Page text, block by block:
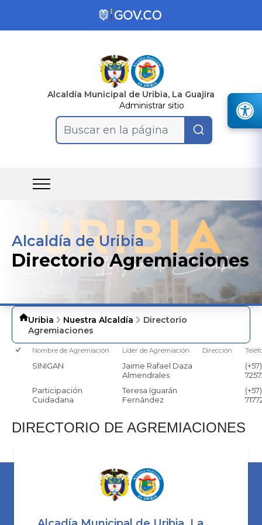
Alcaldía Municipal de Uribia, La Guajira
Administrar sitio
Buscar en la página
Alcaldía de Uribia
Directorio Agremiaciones
Uribia Nuestra Alcaldía
Directorio
Agremiaciones
Nombre de Agremiación Líder de Agremiación Dirección
SINIGAN
Jaime Rafael Daza
Almendrales
Participación
Cuidadana
Teresa Iguarán
Fernández
​DIRECTORIO DE AGREMIACIONES